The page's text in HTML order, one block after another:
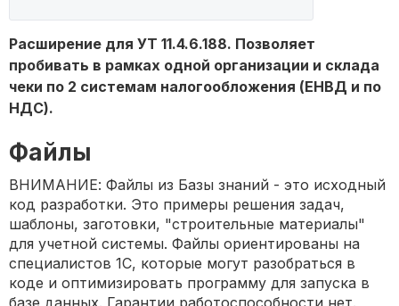
Расширение для УТ 11.4.6.188. Позволяет
пробивать в рамках одной организации и склада
чеки по 2 системам налогообложения (ЕНВД и по
НДС).
Файлы
ВНИМАНИЕ: Файлы из Базы знаний - это исходный
код разработки. Это примеры решения задач,
шаблоны, заготовки, "строительные материалы"
для учетной системы. Файлы ориентированы на
специалистов 1С, которые могут разобраться в
коде и оптимизировать программу для запуска в